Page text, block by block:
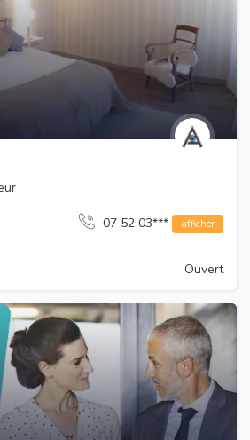
07 52 03*** afficher
Ouvert